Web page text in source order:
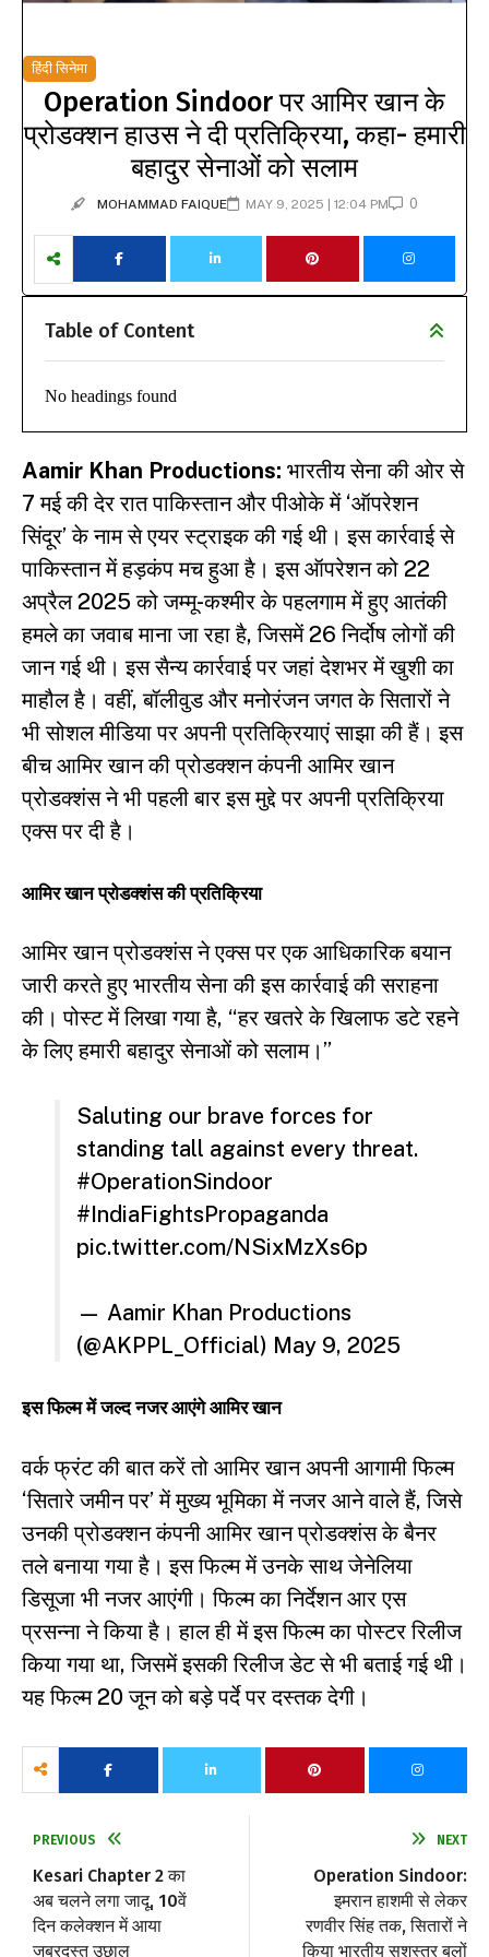
हिंदी सिनेमा
Operation Sindoor पर आमिर खान के
प्रोडक्शन हाउस ने दी प्रतिक्रिया, कहा- हमारी
बहादुर सेनाओं को सलाम
MOHAMMAD FAIQUE MAY 9, 2025 | 12:04 PM 0
Table of Content
No headings found
Aamir Khan Productions: भारतीय सेना की ओर से
7 मई की देर रात पाकिस्तान और पीओके में ‘ऑपरेशन
सिंदूर’ के नाम से एयर स्ट्राइक की गई थी। इस कार्रवाई से
पाकिस्तान में हड़कंप मच हुआ है। इस ऑपरेशन को 22
अप्रैल 2025 को जम्मू-कश्मीर के पहलगाम में हुए आतंकी
हमले का जवाब माना जा रहा है, जिसमें 26 निर्दोष लोगों की
जान गई थी। इस सैन्य कार्रवाई पर जहां देशभर में खुशी का
माहौल है। वहीं, बॉलीवुड और मनोरंजन जगत के सितारों ने
भी सोशल मीडिया पर अपनी प्रतिक्रियाएं साझा की हैं। इस
बीच आमिर खान की प्रोडक्शन कंपनी आमिर खान
प्रोडक्शंस ने भी पहली बार इस मुद्दे पर अपनी प्रतिक्रिया
एक्स पर दी है।
आमिर खान प्रोडक्शंस की प्रतिक्रिया
आमिर खान प्रोडक्शंस ने एक्स पर एक आधिकारिक बयान
जारी करते हुए भारतीय सेना की इस कार्रवाई की सराहना
की। पोस्ट में लिखा गया है, “हर खतरे के खिलाफ डटे रहने
के लिए हमारी बहादुर सेनाओं को सलाम।”
Saluting our brave forces for
standing tall against every threat.
#OperationSindoor
#IndiaFightsPropaganda
pic.twitter.com/NSixMzXs6p
— Aamir Khan Productions
(@AKPPL_Official) May 9, 2025
इस फिल्म में जल्द नजर आएंगे आमिर खान
वर्क फ्रंट की बात करें तो आमिर खान अपनी आगामी फिल्म
‘सितारे जमीन पर’ में मुख्य भूमिका में नजर आने वाले हैं, जिसे
उनकी प्रोडक्शन कंपनी आमिर खान प्रोडक्शंस के बैनर
तले बनाया गया है। इस फिल्म में उनके साथ जेनेलिया
डिसूजा भी नजर आएंगी। फिल्म का निर्देशन आर एस
प्रसन्ना ने किया है। हाल ही में इस फिल्म का पोस्टर रिलीज
किया गया था, जिसमें इसकी रिलीज डेट से भी बताई गई थी।
यह फिल्म 20 जून को बड़े पर्दे पर दस्तक देगी।
PREVIOUS
Kesari Chapter 2 का
अब चलने लगा जादू, 10वें
दिन कलेक्शन में आया
जबरदस्त उछाल
NEXT
Operation Sindoor:
इमरान हाशमी से लेकर
रणवीर सिंह तक, सितारों ने
किया भारतीय सशस्त्र बलों